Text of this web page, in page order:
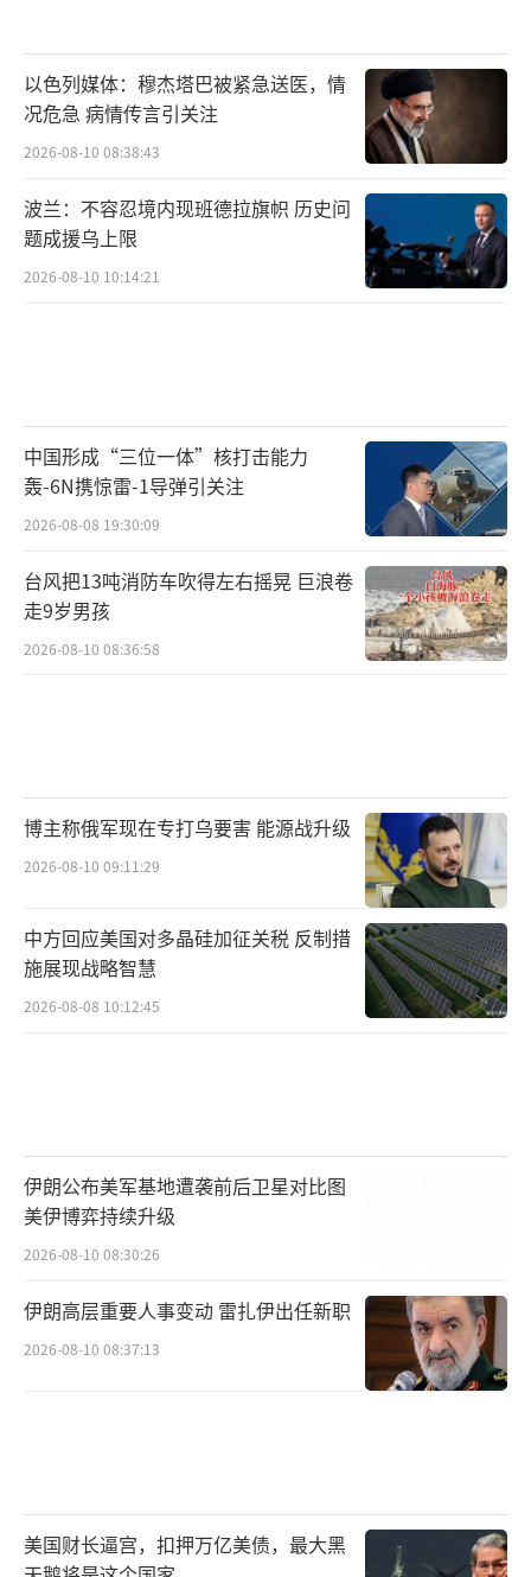
以色列媒体：穆杰塔巴被紧急送医，情
况危急 病情传言引关注
2026-08-10 08:38:43
波兰：不容忍境内现班德拉旗帜 历史问
题成援乌上限
2026-08-10 10:14:21
中国形成“三位一体”核打击能力
轰-6N携惊雷-1导弹引关注
2026-08-08 19:30:09
台风把13吨消防车吹得左右摇晃 巨浪卷
走9岁男孩
2026-08-10 08:36:58
博主称俄军现在专打乌要害 能源战升级
2026-08-10 09:11:29
中方回应美国对多晶硅加征关税 反制措
施展现战略智慧
2026-08-08 10:12:45
伊朗公布美军基地遭袭前后卫星对比图
美伊博弈持续升级
2026-08-10 08:30:26
伊朗高层重要人事变动 雷扎伊出任新职
2026-08-10 08:37:13
美国财长逼宫，扣押万亿美债，最大黑